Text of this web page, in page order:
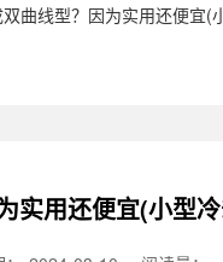
曲线型？因为实用还便宜(
实用还便宜(小型